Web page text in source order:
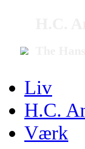
Liv
H.C.
Værk